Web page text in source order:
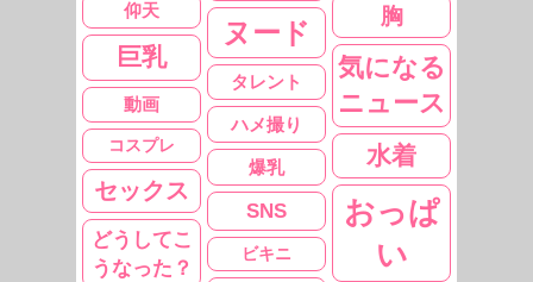
仰天 胸
ヌード
巨乳
気になる
ニュース
タレント
動画
ハメ撮り
コスプレ 水着
爆乳
セックス
おっぱ
い
SNS
どうしてこ
うなった？
ビキニ